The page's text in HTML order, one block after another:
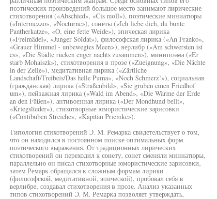
поэтических произведений большое место занимают лирические
стихотворения («Abschied», «Cis moll»), поэтические миниатюры
(«Intermezzo», «Nocturne»), сонеты («Ich liebe dich, du bunte
Pantherkatze», «O, eine fette Weide»), эпическая лирика
(«Freimädel», «Junger Soldat»), философская лирика («An Franko»,
«Grauer Himmel - unbewegtes Meen>), верлибр («Am schwersten ist
es», «Die Städte rücken enger nachts zusammen»), минипоэма («Er
starb Mohaiszk»), стихотворения в прозе («Zueignung», «Die Nächte
in der Zelle»), медитативная лирика («Zärtliche
Landschaft/Treibeis/Das helle Puma», «Noch Schmerz!»), социальная
(гражданская) лирика («Straßenbild», «Sie gruben einen Friedhof
um»), пейзажная лирика («Wald im Abend», «Die Wärme der Erde
an den Füßen»), антивоенная лирика («Der Mondhund bellt»,
«Kriegslieder»), стихотворные юмористические зарисовки
(«Contibuben Streiche», «Kapitän Priemke»).
Типология стихотворений Э. M. Ремарка свидетельствует о том,
что он находился в постоянном поиске оптимальных форм
поэтического выражения. От традиционных лирических
стихотворений он переходил к сонету, сонет сменяли миниатюры,
параллельно он писал стихотворные юмористические зарисовки,
затем Ремарк обращался к сложным формам лирики
(философской, медитативной, эпической), пробовал себя в
верлибре, создавал стихотворения в прозе. Анализ указанных
типов стихотворений Э. М. Ремарка позволяет утверждать,